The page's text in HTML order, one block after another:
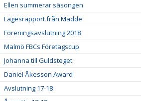
Ellen summerar säsongen
Lägesrapport från Madde
Föreningsavslutning 2018
Malmö FBCs Företagscup
Johanna till Guldsteget
Daniel Åkesson Award
Avslutning 17-18